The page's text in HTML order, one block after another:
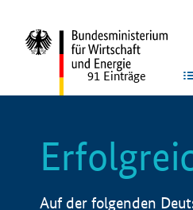
91 Einträge
Auf der folgenden